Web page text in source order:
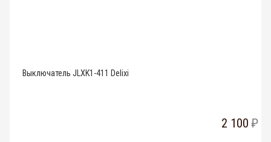
Выключатель JLXK1-411 Delixi
2 100